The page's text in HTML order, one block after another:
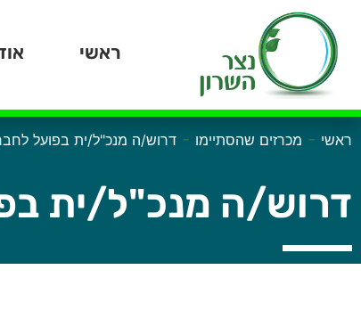
ראשי
ראשי - מכרזים שהסתיימו - דרוש/ה מנכ"ל/ית בפועל
דרוש/ה מנכ"ל/ית